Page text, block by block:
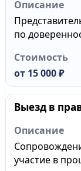
по
от 15 000 ₽
Выезд в
участие в